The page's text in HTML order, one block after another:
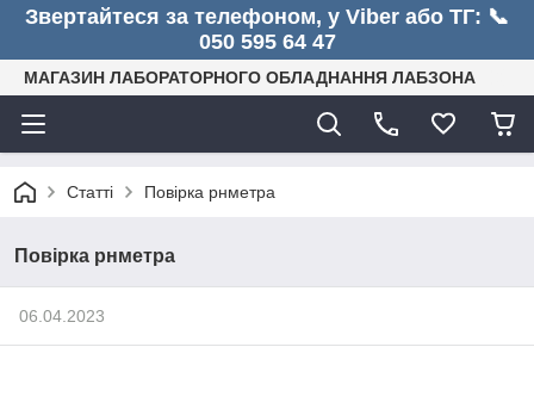
Звертайтеся за телефоном, у Viber або ТГ: 📞
050 595 64 47
МАГАЗИН ЛАБОРАТОРНОГО ОБЛАДНАННЯ ЛАБЗОНА
Статті Повірка рнметра
Повірка рнметра
06.04.2023